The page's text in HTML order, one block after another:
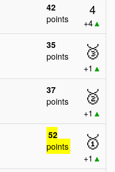
42
points
4
+4▲
35
points
🥉
+1 ▲
37
points
🥈
+1 ▲
52
points
🥇
+1 ▲